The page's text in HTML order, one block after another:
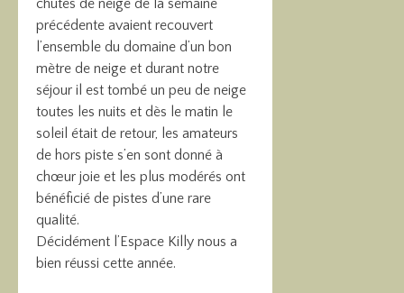
chutes de neige de la semaine
précédente avaient recouvert
l’ensemble du domaine d’un bon
mètre de neige et durant notre
séjour il est tombé un peu de neige
toutes les nuits et dès le matin le
soleil était de retour, les amateurs
de hors piste s’en sont donné à
chœur joie et les plus modérés ont
bénéficié de pistes d’une rare
qualité.
Décidément l’Espace Killy nous a
bien réussi cette année.